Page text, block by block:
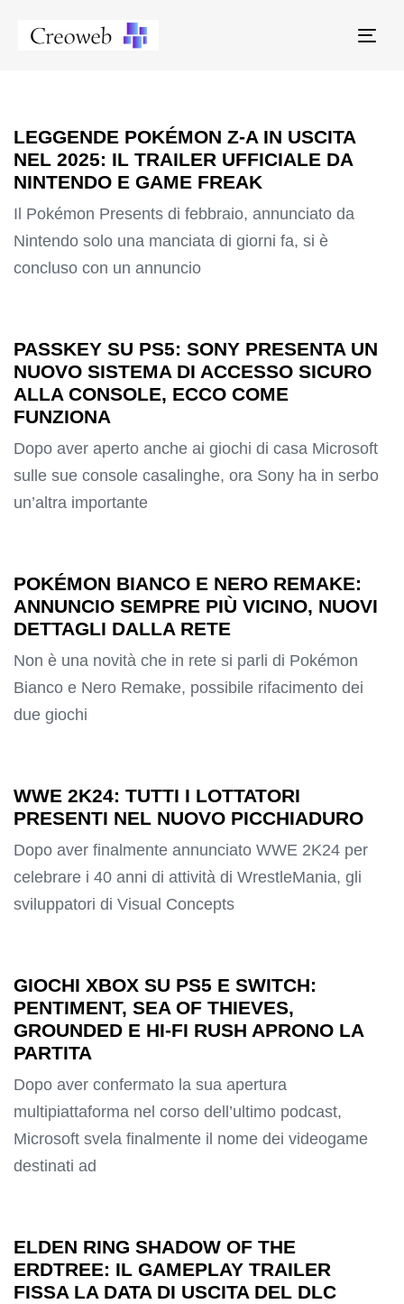
LEGGENDE POKÉMON Z-A IN USCITA
NEL 2025: IL TRAILER UFFICIALE DA
NINTENDO E GAME FREAK
Il Pokémon Presents di febbraio, annunciato da
Nintendo solo una manciata di giorni fa, si è
concluso con un annuncio
PASSKEY SU PS5: SONY PRESENTA UN
NUOVO SISTEMA DI ACCESSO SICURO
ALLA CONSOLE, ECCO COME
FUNZIONA
Dopo aver aperto anche ai giochi di casa Microsoft
sulle sue console casalinghe, ora Sony ha in serbo
un’altra importante
POKÉMON BIANCO E NERO REMAKE:
ANNUNCIO SEMPRE PIÙ VICINO, NUOVI
DETTAGLI DALLA RETE
Non è una novità che in rete si parli di Pokémon
Bianco e Nero Remake, possibile rifacimento dei
due giochi
WWE 2K24: TUTTI I LOTTATORI
PRESENTI NEL NUOVO PICCHIADURO
Dopo aver finalmente annunciato WWE 2K24 per
celebrare i 40 anni di attività di WrestleMania, gli
sviluppatori di Visual Concepts
GIOCHI XBOX SU PS5 E SWITCH:
PENTIMENT, SEA OF THIEVES,
GROUNDED E HI-FI RUSH APRONO LA
PARTITA
Dopo aver confermato la sua apertura
multipiattaforma nel corso dell’ultimo podcast,
Microsoft svela finalmente il nome dei videogame
destinati ad
ELDEN RING SHADOW OF THE
ERDTREE: IL GAMEPLAY TRAILER
FISSA LA DATA DI USCITA DEL DLC